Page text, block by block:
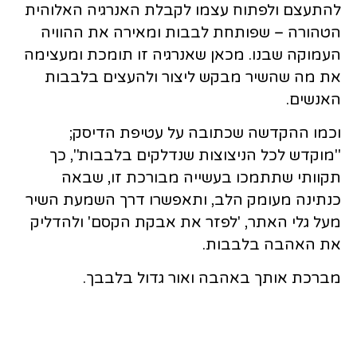
להתעצם ולפתוח עצמו לקבלת האנרגיה האלוהית
הטהורה – שפותחת לבבות ומאירה את ההוויה
העמוקה שבנו. מכאן שאנרגיה זו תומכת ומעצימה
את מה שהשיר מבקש ליצור ולהעצים בלבבות
האנשים.
וכמו ההקדשה שכתובה על עטיפת הדיסק;
"מוקדש לכל הניצוצות שנדלקים בלבבות", כך
תקוותי שתתמכו בעשייה מבורכת זו, שבאה
כנתינה מעומק הלב, ותאפשרו דרך השמעת השיר
מעל גלי האתר, 'לפזר את אבקת הקסם' ולהדליק
את האהבה בלבבות.
מברכת אותך באהבה ואור גדול בלבבך.